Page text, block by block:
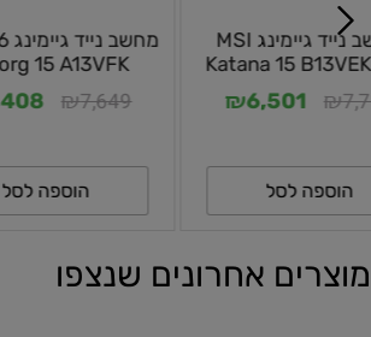
7,649
מחשב נייד גיימינג MSI
Katana 15 B13VEK 15.6
144Hz
₪7,761
6,501
הוספה לסל
מוצרים אחרונים שנצפו